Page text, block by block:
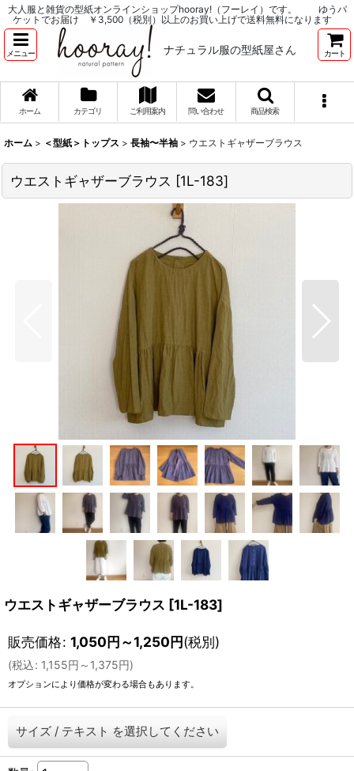
大人服と雑貨の型紙オンラインショップhooray!（フーレイ）です。 ゆうパ
ケットでお届け ￥3,500（税別）以上のお買い上げで送料無料になります
メニュー ナチュラル服の型紙屋さん カート
ホーム カテゴリ ご利用案内 問い合わせ 商品検索
ホーム > ＜型紙＞トップス > 長袖〜半袖 > ウエストギャザーブラウス
ウエストギャザーブラウス [1L-183]
ウエストギャザーブラウス [1L-183]
販売価格: 1,050円～1,250円(税別)
(税込: 1,155円 ～1,375円)
オプションにより価格が変わる場合もあります。
サイズ / テキスト を選択してください